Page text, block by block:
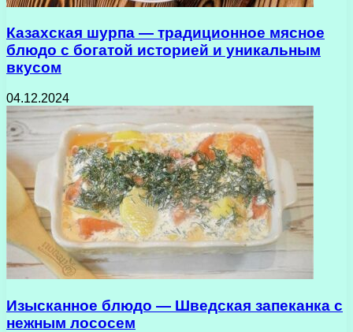
Казахская шурпа — традиционное мясное
блюдо с богатой историей и уникальным
вкусом
04.12.2024
Изысканное блюдо — Шведская запеканка с
нежным лососем